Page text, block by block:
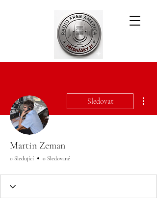
Sledovat
Martin Zeman
0 Sledující 0 Sledované